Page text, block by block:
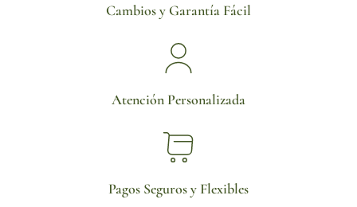
Cambios y Garantía Fácil
Atención Personalizada
Pagos Seguros y Flexibles